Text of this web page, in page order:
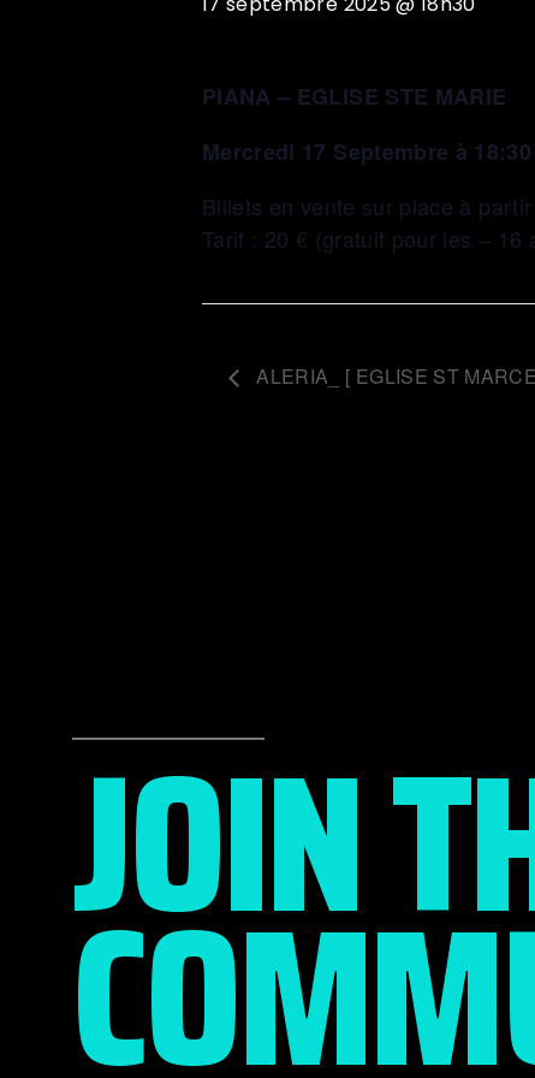
PIANA – EGLISE STE MARIE
Mercredi 17 Septembre à 18:30
Billets en vente sur place à
Tarif : 20 € (gratuit pour les – 16
ALERIA_ [ EGLISE ST
JOIN